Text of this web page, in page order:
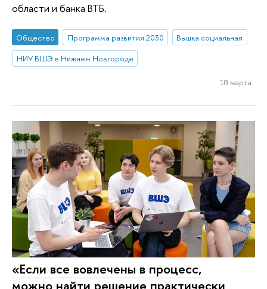
области и банка ВТБ.
Общество Программа развития 2030
Вышка социальная
НИУ ВШЭ в Нижнем Новгороде
18 марта
«Если все вовлечены в процесс,
можно найти решение практически